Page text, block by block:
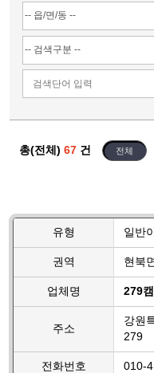
총(전체) 67 건 전체
유형 일반
권역 현북
업체명 279
주소
강원
279
전화번호 010-